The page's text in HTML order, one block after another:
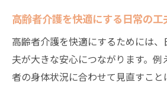
高齢者介護を快適にする日常の工
高齢者介護を快適にするためには
夫が大きな安心につながります。例
者の身体状況に合わせて見直すこと